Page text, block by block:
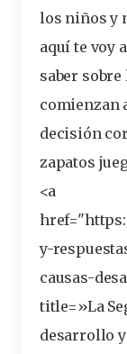
los niñosy
aquí te voy
saber
comienzan
decisión
zapatos
<a
y-
causas-
title=»La
desarrollo